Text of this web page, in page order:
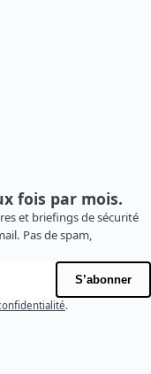
fois par mois.
et briefings de sécurité
Pas de spam,
S’abonner
.